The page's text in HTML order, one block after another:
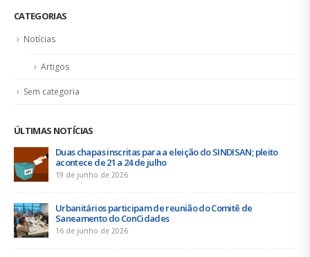
CATEGORIAS
Notícias
Artigos
Sem categoria
ÚLTIMAS NOTÍCIAS
Duas chapas inscritas para a eleição do SINDISAN; pleito
acontece de 21 a 24 de julho
19 de junho de 2026
Urbanitários participam de reunião do Comitê de
Saneamento do ConCidades
16 de junho de 2026